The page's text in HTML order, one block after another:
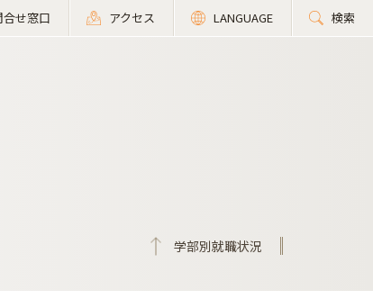
合せ窓口 アクセス LANGUAGE 検索
学部別就職状況